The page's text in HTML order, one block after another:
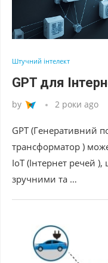
Штучний інтелект
GPT для
by 2 роки ago
GPT (Генеративний
трансформатор )
IoT (Інтернет речей
зручними та …